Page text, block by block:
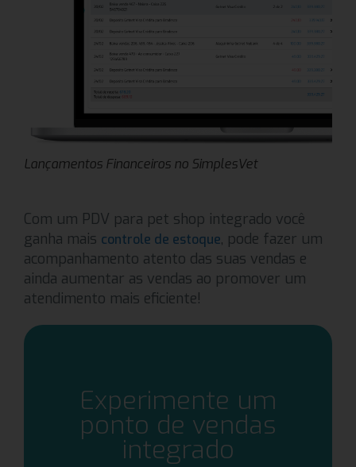
Lançamentos Financeiros no SimplesVet
Com um PDV para pet shop integrado você
ganha mais controle de estoque, pode fazer um
acompanhamento atento das suas vendas e
ainda aumentar as vendas ao promover um
atendimento mais eficiente!
Experimente um
ponto de vendas
integrado